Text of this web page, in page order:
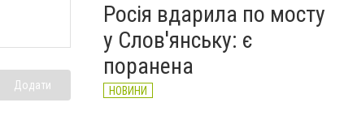
Додати
Росія вдарила по мосту
у Слов'янську: є
поранена
НОВИНИ